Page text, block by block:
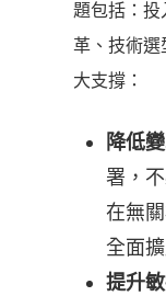
題包括：投
革、技術選
大支撐：
降低
署，
在無
全面擴
提升